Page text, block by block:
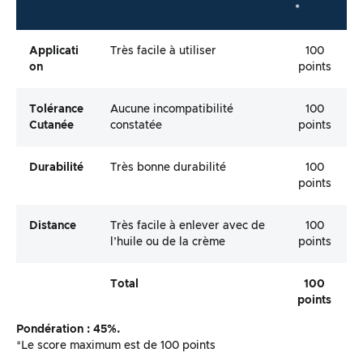
*
Applicati
On
Très facile à utiliser
100
points
Tolérance
Cutanée
Aucune incompatibilité
constatée
100
points
Durabilité Très bonne durabilité
100
points
Distance
Très facile à enlever avec de
l’huile ou de la crème
100
points
Total
100
points
Pondération : 45%.
*Le score maximum est de 100 points